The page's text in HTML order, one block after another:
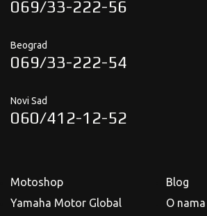
069/33-222-56
Beograd
069/33-222-54
Novi Sad
060/412-12-52
Motoshop
Yamaha Motor Global
Blog
O nama